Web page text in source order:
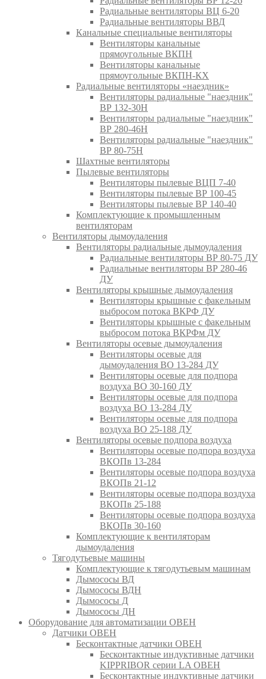
Радиальные вентиляторы ВЦ 6-20
Радиальные вентиляторы ВВД
Канальные специальные вентиляторы
Вентиляторы канальные
прямоугольные ВКПН
Вентиляторы канальные
прямоугольные ВКПН-КХ
Радиальные вентиляторы «наездник»
Вентиляторы радиальные "наездник"
ВР 132-30Н
Вентиляторы радиальные "наездник"
ВР 280-46Н
Вентиляторы радиальные "наездник"
ВР 80-75Н
Шахтные вентиляторы
Пылевые вентиляторы
Вентиляторы пылевые ВЦП 7-40
Вентиляторы пылевые ВР 100-45
Вентиляторы пылевые ВР 140-40
Комплектующие к промышленным
вентиляторам
Вентиляторы дымоудаления
Вентиляторы радиальные дымоудаления
Радиальные вентиляторы ВР 80-75 ДУ
Радиальные вентиляторы ВР 280-46
ДУ
Вентиляторы крышные дымоудаления
Вентиляторы крышные с факельным
выбросом потока ВКРФ ДУ
Вентиляторы крышные с факельным
выбросом потока ВКРФм ДУ
Вентиляторы осевые дымоудаления
Вентиляторы осевые для
дымоудаления ВО 13-284 ДУ
Вентиляторы осевые для подпора
воздуха ВО 30-160 ДУ
Вентиляторы осевые для подпора
воздуха ВО 13-284 ДУ
Вентиляторы осевые для подпора
воздуха ВО 25-188 ДУ
Вентиляторы осевые подпора воздуха
Вентиляторы осевые подпора воздуха
ВКОПв 13-284
Вентиляторы осевые подпора воздуха
ВКОПв 21-12
Вентиляторы осевые подпора воздуха
ВКОПв 25-188
Вентиляторы осевые подпора воздуха
ВКОПв 30-160
Комплектующие к вентиляторам
дымоудаления
Тягодутьевые машины
Комплектующие к тягодутьевым машинам
Дымососы ВД
Дымососы ВДН
Дымососы Д
Дымососы ДН
Оборудование для автоматизации ОВЕН
Датчики ОВЕН
Бесконтактные датчики ОВЕН
Бесконтактные индуктивные датчики
KIPPRIBOR серии LA ОВЕН
Бесконтактные индуктивные датчики